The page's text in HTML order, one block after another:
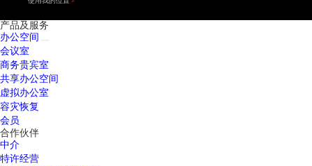
产品及服务
办公空间
会议室
商务贵宾室
共享办公空间
虚拟办公室
容灾恢复
会员
合作伙伴
中介
特许经营